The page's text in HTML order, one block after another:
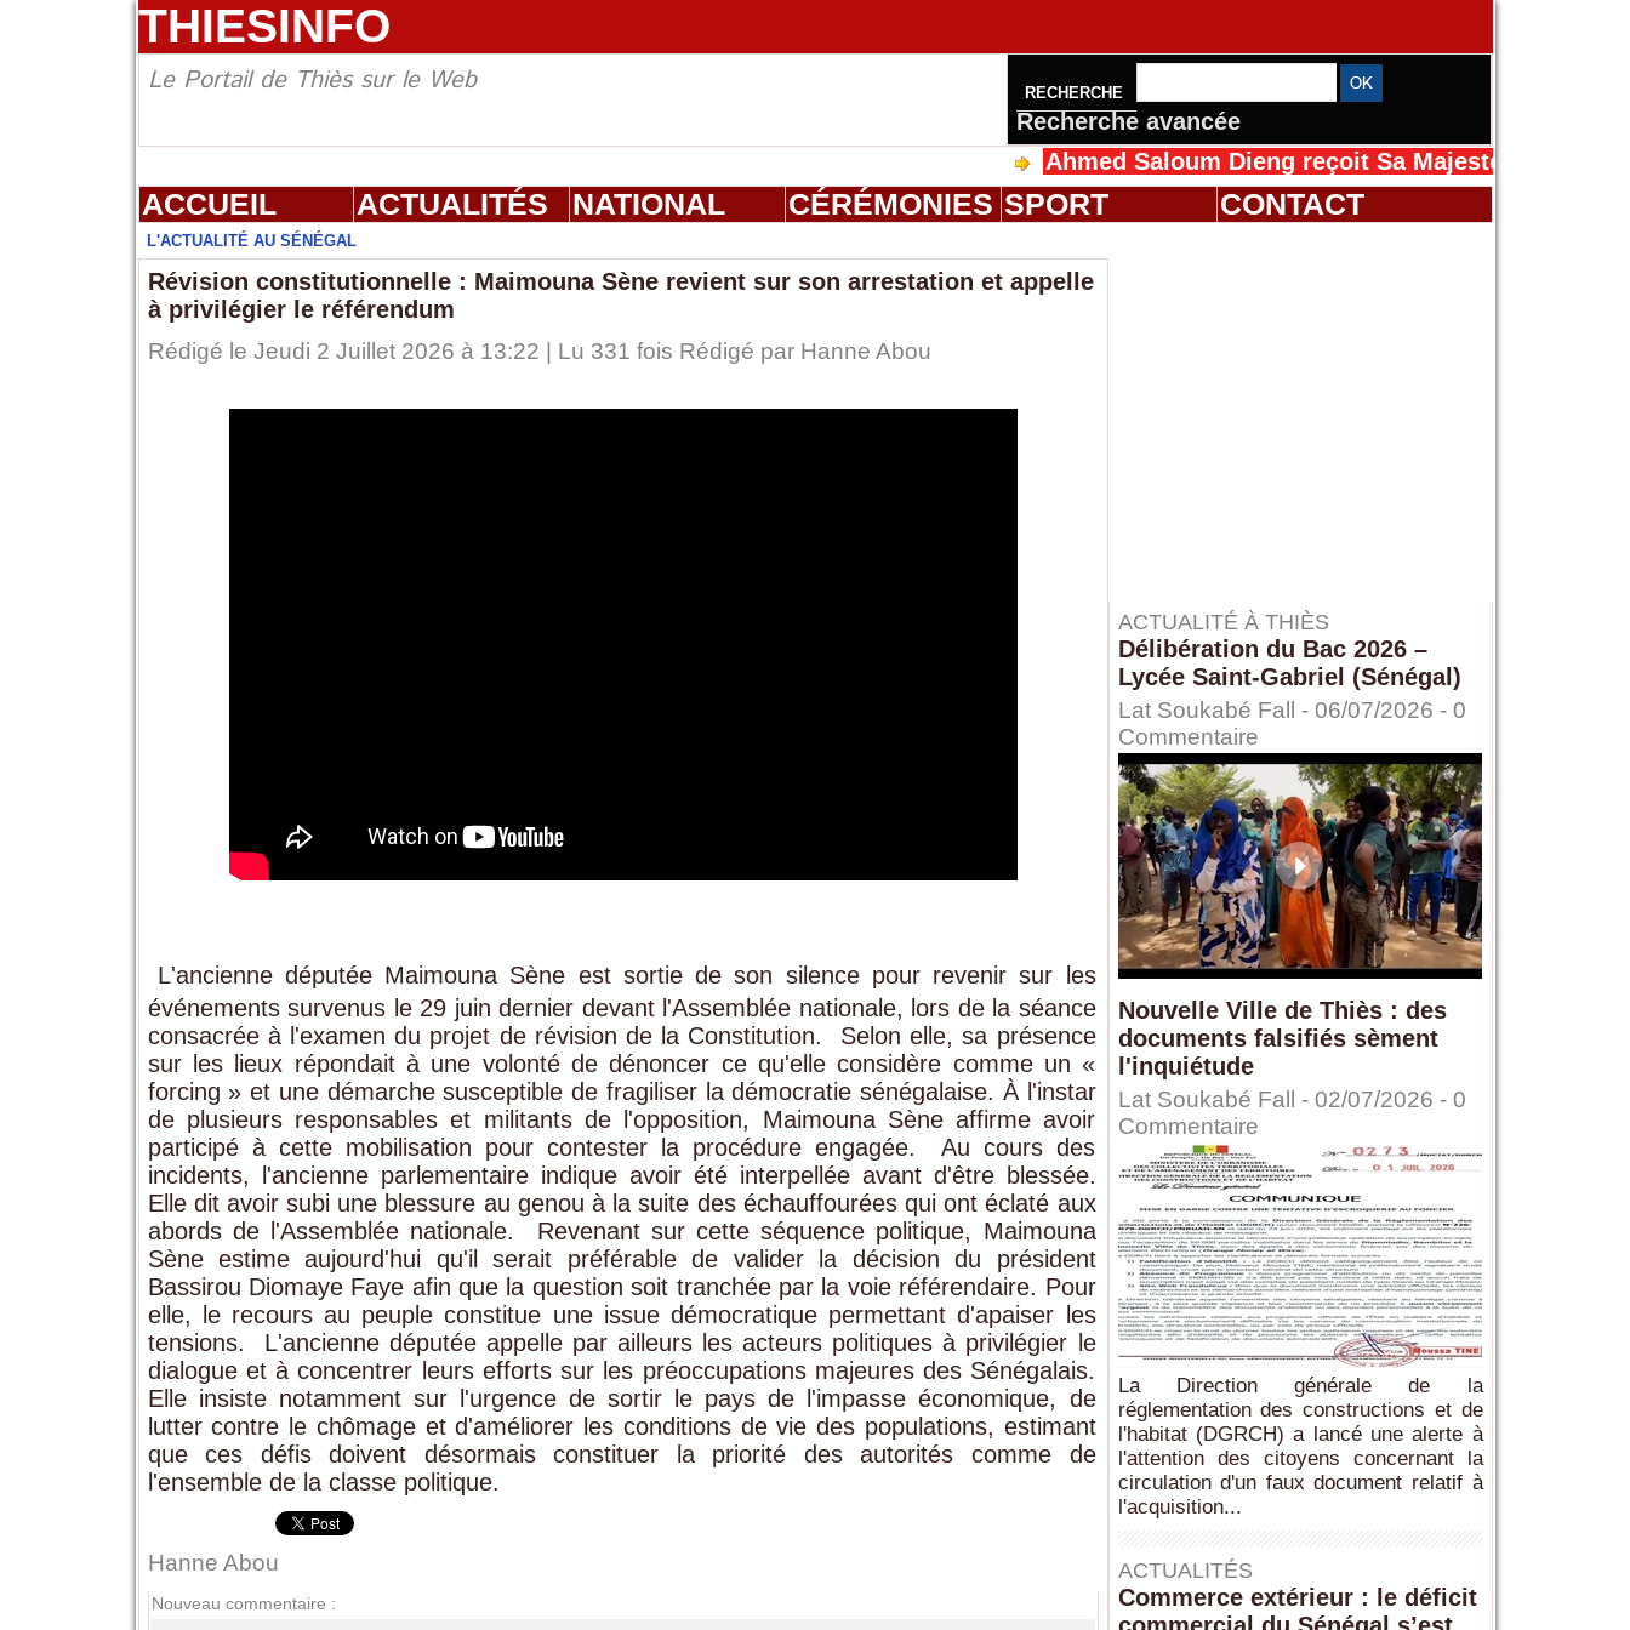
THIESINFO
Le Portail de Thiès sur le Web RECHERCHE
Recherche avancée
Ahmed Saloum Dieng reçoit Sa Majesté Mansah Cissé
ACCUEIL ACTUALITÉS NATIONAL CÉRÉMONIES SPORT CONTACT
L'ACTUALITÉ AU SÉNÉGAL
Révision constitutionnelle : Maimouna Sène revient sur son arrestation et appelle
à privilégier le référendum ‎
Rédigé le Jeudi 2 Juillet 2026 à 13:22 | Lu 331 fois Rédigé par Hanne Abou
L'ancienne députée Maimouna Sène est sortie de son silence pour revenir sur les
événements survenus le 29 juin dernier devant l'Assemblée nationale, lors de la séance
consacrée à l'examen du projet de révision de la Constitution. ‎ ‎Selon elle, sa présence
sur les lieux répondait à une volonté de dénoncer ce qu'elle considère comme un «
forcing » et une démarche susceptible de fragiliser la démocratie sénégalaise. À l'instar
de plusieurs responsables et militants de l'opposition, Maimouna Sène affirme avoir
participé à cette mobilisation pour contester la procédure engagée. ‎ ‎Au cours des
incidents, l'ancienne parlementaire indique avoir été interpellée avant d'être blessée.
Elle dit avoir subi une blessure au genou à la suite des échauffourées qui ont éclaté aux
abords de l'Assemblée nationale. ‎ ‎Revenant sur cette séquence politique, Maimouna
Sène estime aujourd'hui qu'il serait préférable de valider la décision du président
Bassirou Diomaye Faye afin que la question soit tranchée par la voie référendaire. Pour
elle, le recours au peuple constitue une issue démocratique permettant d'apaiser les
tensions. ‎ ‎L'ancienne députée appelle par ailleurs les acteurs politiques à privilégier le
dialogue et à concentrer leurs efforts sur les préoccupations majeures des Sénégalais.
Elle insiste notamment sur l'urgence de sortir le pays de l'impasse économique, de
lutter contre le chômage et d'améliorer les conditions de vie des populations, estimant
que ces défis doivent désormais constituer la priorité des autorités comme de
l'ensemble de la classe politique.
Hanne Abou
Nouveau commentaire :
ACTUALITÉ À THIÈS
Délibération du Bac 2026 –
Lycée Saint-Gabriel (Sénégal)
Lat Soukabé Fall - 06/07/2026 - 0
Commentaire
Nouvelle Ville de Thiès : des
documents falsifiés sèment
l'inquiétude
Lat Soukabé Fall - 02/07/2026 - 0
Commentaire
La Direction générale de la
réglementation des constructions et de
l'habitat (DGRCH) a lancé une alerte à
l'attention des citoyens concernant la
circulation d'un faux document relatif à
l'acquisition...
ACTUALITÉS
Commerce extérieur : le déficit